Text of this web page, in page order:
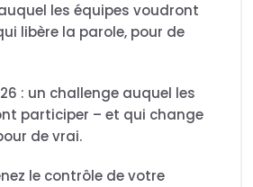
les équipes voudront
libère la parole, pour de
: un challenge auquel les
participer – et qui change
de vrai.
le contrôle de votre